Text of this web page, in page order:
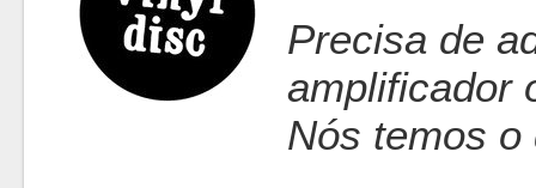
Precisa de
amplificador
Nós temos o